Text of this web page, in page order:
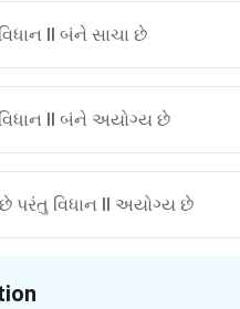
II બંને સાચા છે
II બંને અયોગ્ય છે
છે પરંતુ વિધાન II અયોગ્ય છે